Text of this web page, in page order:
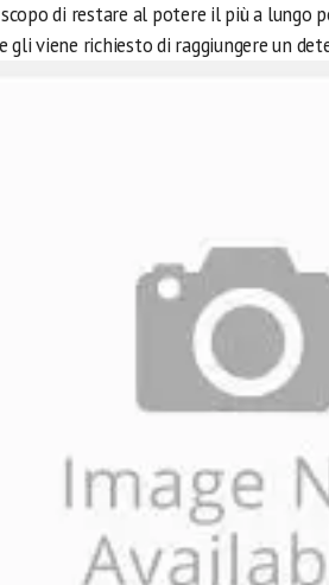
scopo di restare al potere il più a lungo
gli viene richiesto di raggiungere un